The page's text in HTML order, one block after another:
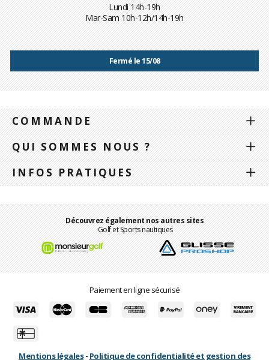
Lundi 14h-19h
Mar-Sam 10h-12h/14h-19h
Fermé le 15/08
COMMANDE
QUI SOMMES NOUS ?
INFOS PRATIQUES
Découvrez également nos autres sites
Golf et Sports nautiques
Paiement en ligne sécurisé
Mentions légales- Politique de confidentialité et gestion des